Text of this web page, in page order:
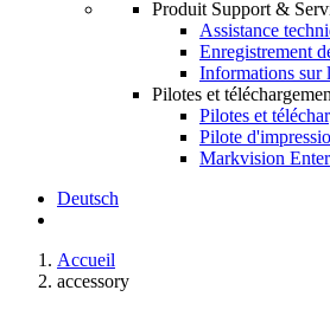
Produit Support &
Assistance
Enregistrement
Informations sur
Pilotes et
Pilotes et
Pilote
Markvision
Deutsch
Accueil
accessory